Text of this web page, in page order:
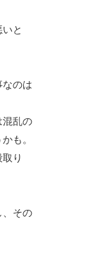
と
のは
混乱の
も。
り
、その